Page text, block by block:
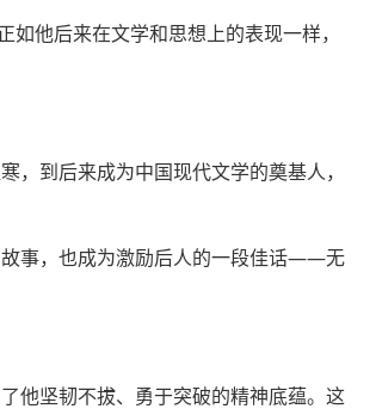
他后来在文学和思想上的表现一样，
，到后来成为中国现代文学的奠基人，
事，也成为激励后人的一段佳话——无
他坚韧不拔、勇于突破的精神底蕴。这